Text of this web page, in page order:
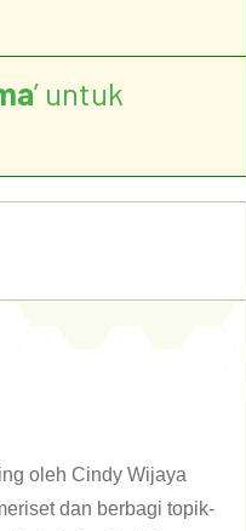
’ untuk
oleh Cindy Wijaya
dan berbagi topik-